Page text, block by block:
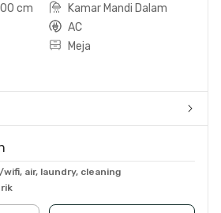
cm
Kamar Mandi Dalam
AC
Meja
air, laundry, cleaning